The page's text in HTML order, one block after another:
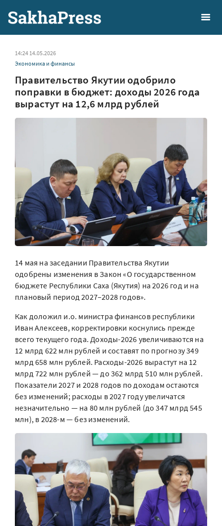
14:24 14.05.2026
Экономика и финансы
Правительство Якутии одобрило
поправки в бюджет: доходы 2026 года
вырастут на 12,6 млрд рублей
14 мая на заседании Правительства Якутии
одобрены изменения в Закон «О государственном
бюджете Республики Саха (Якутия) на 2026 год и на
плановый период 2027–2028 годов».
Как доложил и.о. министра финансов республики
Иван Алексеев, корректировки коснулись прежде
всего текущего года. Доходы-2026 увеличиваются на
12 млрд 622 млн рублей и составят по прогнозу 349
млрд 658 млн рублей. Расходы-2026 вырастут на 12
млрд 722 млн рублей — до 362 млрд 510 млн рублей.
Показатели 2027 и 2028 годов по доходам остаются
без изменений; расходы в 2027 году увеличатся
незначительно — на 80 млн рублей (до 347 млрд 545
млн), в 2028-м — без изменений.